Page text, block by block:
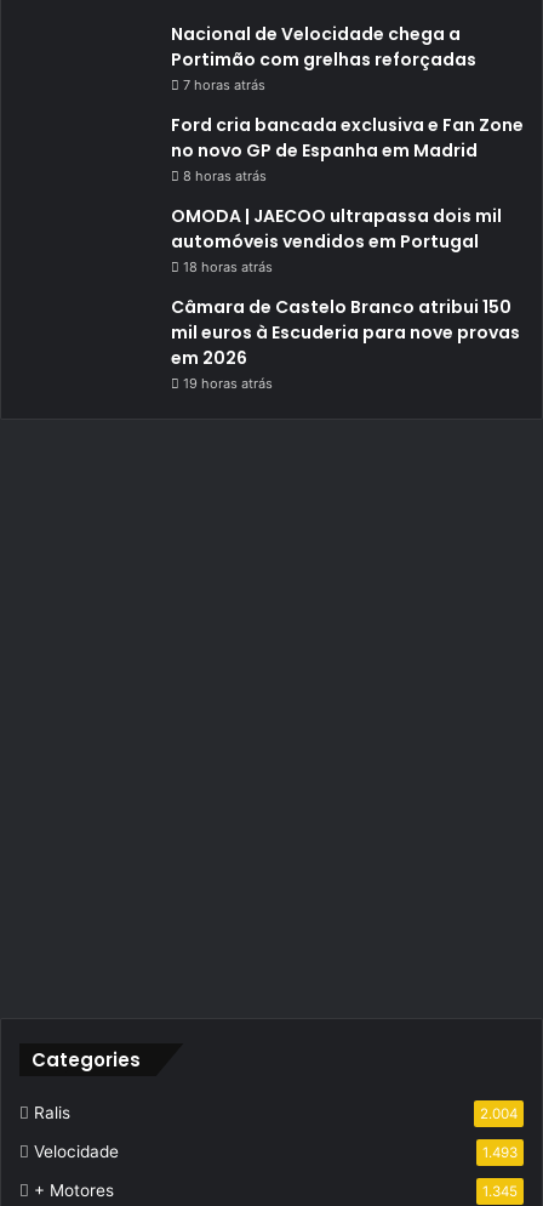
Nacional de Velocidade chega a
Portimão com grelhas reforçadas
7 horas atrás
Ford cria bancada exclusiva e Fan Zone
no novo GP de Espanha em Madrid
8 horas atrás
OMODA | JAECOO ultrapassa dois mil
automóveis vendidos em Portugal
18 horas atrás
Câmara de Castelo Branco atribui 150
mil euros à Escuderia para nove provas
em 2026
19 horas atrás
Categories
Ralis 2.004
Velocidade 1.493
+ Motores 1.345